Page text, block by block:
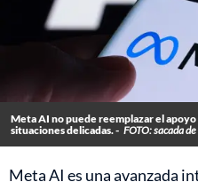
Meta AI no puede reemplazar el
situaciones delicadas. - FOTO: sacada
Meta AI es una avanzada